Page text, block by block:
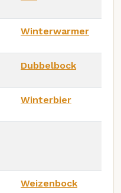
Winterwarmer
Dubbelbock
Winterbier
Weizenbock